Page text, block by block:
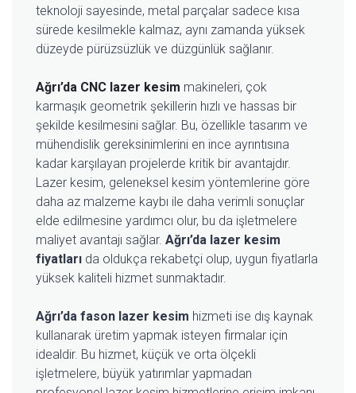
teknoloji sayesinde, metal parçalar sadece kısa
sürede kesilmekle kalmaz, aynı zamanda yüksek
düzeyde pürüzsüzlük ve düzgünlük sağlanır.
Ağrı’da CNC lazer kesim makineleri, çok
karmaşık geometrik şekillerin hızlı ve hassas bir
şekilde kesilmesini sağlar. Bu, özellikle tasarım ve
mühendislik gereksinimlerini en ince ayrıntısına
kadar karşılayan projelerde kritik bir avantajdır.
Lazer kesim, geleneksel kesim yöntemlerine göre
daha az malzeme kaybı ile daha verimli sonuçlar
elde edilmesine yardımcı olur, bu da işletmelere
maliyet avantajı sağlar. Ağrı’da lazer kesim
fiyatları da oldukça rekabetçi olup, uygun fiyatlarla
yüksek kaliteli hizmet sunmaktadır.
Ağrı’da fason lazer kesim hizmeti ise dış kaynak
kullanarak üretim yapmak isteyen firmalar için
idealdir. Bu hizmet, küçük ve orta ölçekli
işletmelere, büyük yatırımlar yapmadan